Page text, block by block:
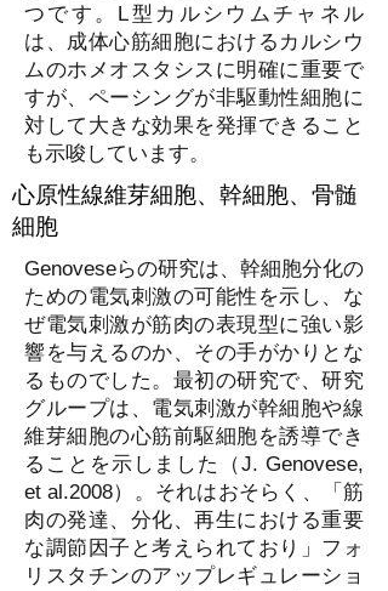
つです。L型カルシウムチャネル
は、成体心筋細胞におけるカルシウ
ムのホメオスタシスに明確に重要で
すが、ペーシングが非駆動性細胞に
対して大きな効果を発揮できること
も示唆しています。
心原性線維芽細胞、幹細胞、骨髄
細胞
Genoveseらの研究は、幹細胞分化の
ための電気刺激の可能性を示し、な
ぜ電気刺激が筋肉の表現型に強い影
響を与えるのか、その手がかりとな
るものでした。最初の研究で、研究
グループは、電気刺激が幹細胞や線
維芽細胞の心筋前駆細胞を誘導でき
ることを示しました（J. Genovese,
et al.2008）。それはおそらく、「筋
肉の発達、分化、再生における重要
な調節因子と考えられており」フォ
リスタチンのアップレギュレーショ